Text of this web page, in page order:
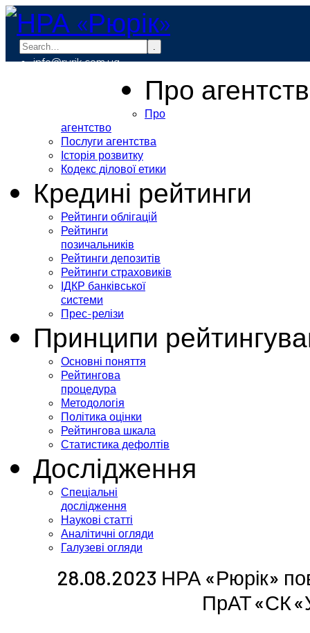
.
info@rurik.com.ua
Про
Про
агентство
Послуги агентства
Історія розвитку
Кодекс ділової етики
Кредині рейтинги
Рейтинги облігацій
Рейтинги
позичальників
Рейтинги депозитів
Рейтинги страховиків
ІДКР банківської
системи
Прес-релізи
Принципи
Основні поняття
Рейтингова
процедура
Методологія
Політика оцінки
Рейтингова шкала
Статистика дефолтів
Дослідження
Спеціальні
дослідження
Наукові статті
Аналітичні огляди
Галузеві огляди
28.08.2023 НРА «Рюрік»
ПрАТ «СК